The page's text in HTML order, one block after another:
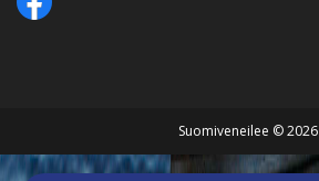
Suomiveneilee © 2026